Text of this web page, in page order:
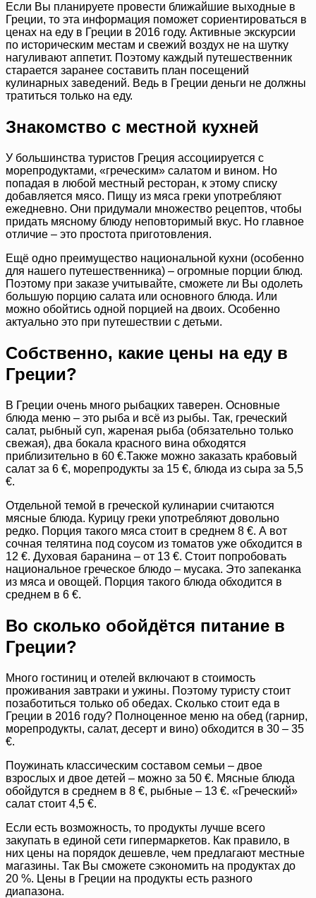
Если Вы планируете провести ближайшие выходные в
Греции, то эта информация поможет сориентироваться в
ценах на еду в Греции в 2016 году. Активные экскурсии
по историческим местам и свежий воздух не на шутку
нагуливают аппетит. Поэтому каждый путешественник
старается заранее составить план посещений
кулинарных заведений. Ведь в Греции деньги не должны
тратиться только на еду.
Знакомство с местной кухней
У большинства туристов Греция ассоциируется с
морепродуктами, «греческим» салатом и вином. Но
попадая в любой местный ресторан, к этому списку
добавляется мясо. Пищу из мяса греки употребляют
ежедневно. Они придумали множество рецептов, чтобы
придать мясному блюду неповторимый вкус. Но главное
отличие – это простота приготовления.
Ещё одно преимущество национальной кухни (особенно
для нашего путешественника) – огромные порции блюд.
Поэтому при заказе учитывайте, сможете ли Вы одолеть
большую порцию салата или основного блюда. Или
можно обойтись одной порцией на двоих. Особенно
актуально это при путешествии с детьми.
Собственно, какие цены на еду в
Греции?
В Греции очень много рыбацких таверен. Основные
блюда меню – это рыба и всё из рыбы. Так, греческий
салат, рыбный суп, жареная рыба (обязательно только
свежая), два бокала красного вина обходятся
приблизительно в 60 €.Также можно заказать крабовый
салат за 6 €, морепродукты за 15 €, блюда из сыра за 5,5
€.
Отдельной темой в греческой кулинарии считаются
мясные блюда. Курицу греки употребляют довольно
редко. Порция такого мяса стоит в среднем 8 €. А вот
сочная телятина под соусом из томатов уже обходится в
12 €. Духовая баранина – от 13 €. Стоит попробовать
национальное греческое блюдо – мусака. Это запеканка
из мяса и овощей. Порция такого блюда обходится в
среднем в 6 €.
Во сколько обойдётся питание в
Греции?
Много гостиниц и отелей включают в стоимость
проживания завтраки и ужины. Поэтому туристу стоит
позаботиться только об обедах. Сколько стоит еда в
Греции в 2016 году? Полноценное меню на обед (гарнир,
морепродукты, салат, десерт и вино) обходится в 30 – 35
€.
Поужинать классическим составом семьи – двое
взрослых и двое детей – можно за 50 €. Мясные блюда
обойдутся в среднем в 8 €, рыбные – 13 €. «Греческий»
салат стоит 4,5 €.
Если есть возможность, то продукты лучше всего
закупать в единой сети гипермаркетов. Как правило, в
них цены на порядок дешевле, чем предлагают местные
магазины. Так Вы сможете сэкономить на продуктах до
20 %. Цены в Греции на продукты есть разного
диапазона.